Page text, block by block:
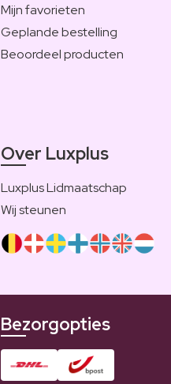
Mijn favorieten
Geplande bestelling
Beoordeel producten
Over Luxplus
Luxplus Lidmaatschap
Wij steunen
Bezorgopties